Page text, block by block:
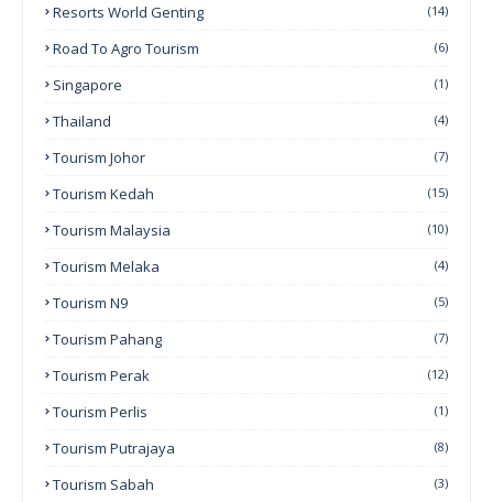
Resorts World Genting (14)
Road To Agro Tourism (6)
Singapore (1)
Thailand (4)
Tourism Johor (7)
Tourism Kedah (15)
Tourism Malaysia (10)
Tourism Melaka (4)
Tourism N9 (5)
Tourism Pahang (7)
Tourism Perak (12)
Tourism Perlis (1)
Tourism Putrajaya (8)
Tourism Sabah (3)